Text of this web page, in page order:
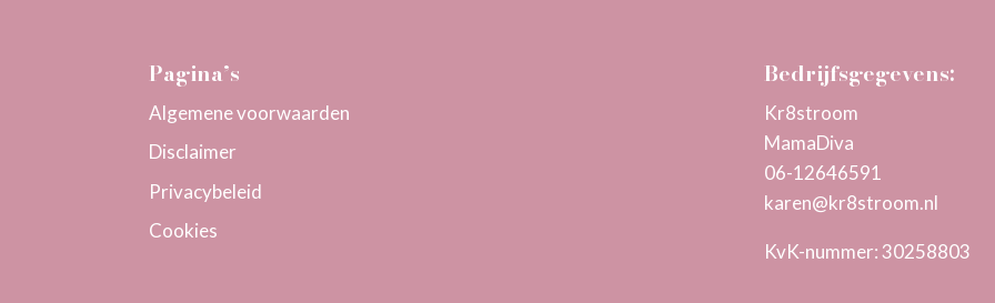
Pagina’s
Algemene voorwaarden
Disclaimer
Privacybeleid
Cookies
Bedrijfsgegevens:
Kr8stroom
MamaDiva
06-12646591
karen@kr8stroom.nl
KvK-nummer: 30258803